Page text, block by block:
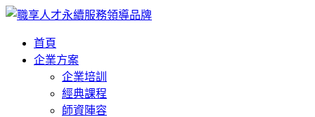
首頁
企業方案
企業培訓
經典課程
師資陣容